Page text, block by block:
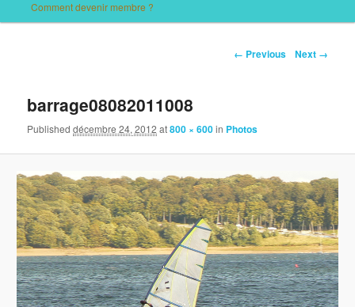
Comment devenir membre ?
Image navigation
← Previous Next →
barrage08082011008
Publisheddécembre 24, 2012 at800 × 600in Photos